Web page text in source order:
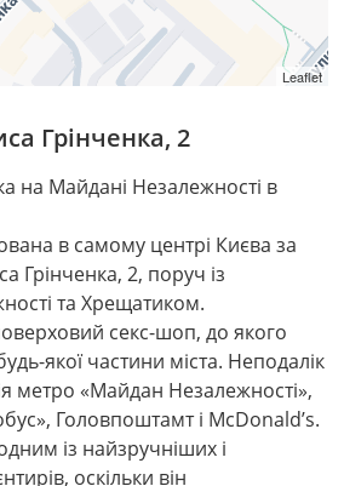
Грінченка, 2
на Майдані Незалежності в
в самому центрі Києва за
Грінченка, 2, поруч із
та Хрещатиком.
секс-шоп, до якого
якої частини міста. Неподалік
метро «Майдан Незалежності»,
Головпоштамт і McDonald’s.
із найзручніших і
оскільки він
Leaflet